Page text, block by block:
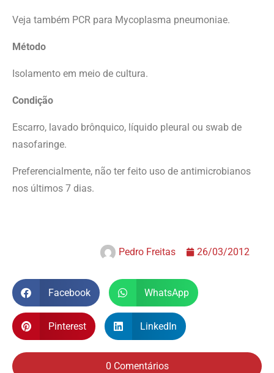
Veja também PCR para Mycoplasma pneumoniae.
Método
Isolamento em meio de cultura.
Condição
Escarro, lavado brônquico, líquido pleural ou swab de
nasofaringe.
Preferencialmente, não ter feito uso de antimicrobianos
nos últimos 7 dias.
Pedro Freitas 26/03/2012
Facebook WhatsApp
Pinterest LinkedIn
0 Comentários